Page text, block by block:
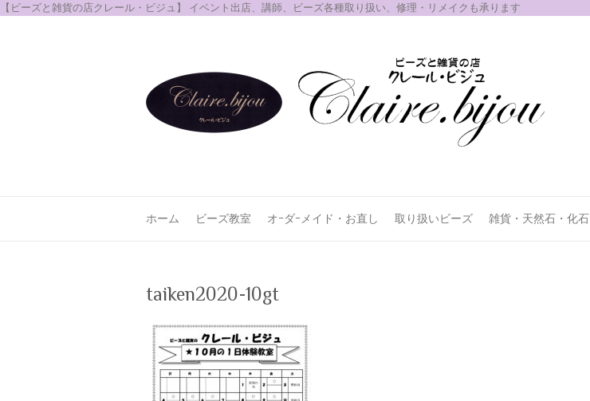
【ビーズと雑貨の店クレール・ビジュ】 イベント出店、講師、ビーズ各種取り扱い、修理・リメイクも承ります
ホーム ビーズ教室 オｰダｰメイド・お直し 取り扱いビーズ 雑貨・天然石・化石
taiken2020-10gt